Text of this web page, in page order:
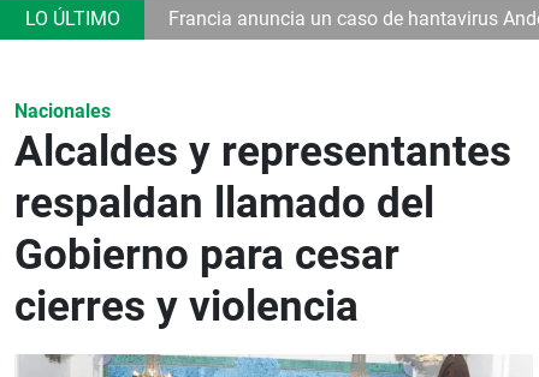
Francia anuncia un caso de hantavirus
Nacionales
Alcaldes y representantes
respaldan llamado del
Gobierno para cesar
cierres y violencia